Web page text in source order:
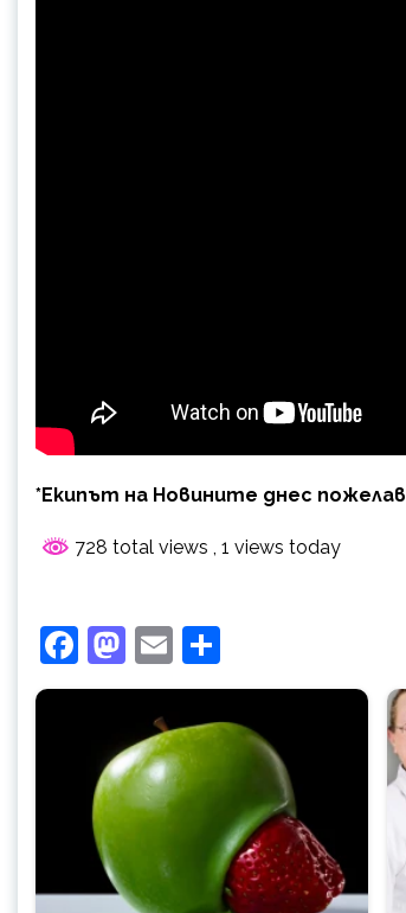
*Екипът на Новините днес
728 total views , 1 views today
Facebook
Mastodon
Email